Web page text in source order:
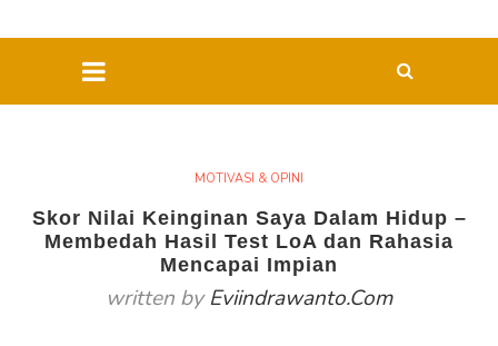
MOTIVASI & OPINI
Skor Nilai Keinginan Saya Dalam Hidup –
Membedah Hasil Test LoA dan Rahasia
Mencapai Impian
written byEviindrawanto.com